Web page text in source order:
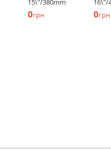
15\"/380mm
0грн
16\"/
0грн